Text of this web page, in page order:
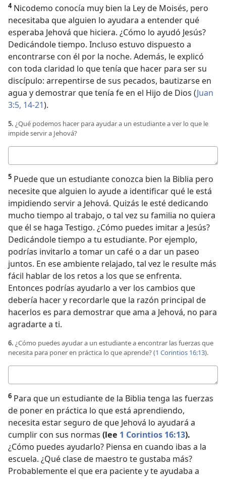
4Nicodemo conocía muy bien la Ley de Moisés, pero
necesitaba que alguien lo ayudara a entender qué
esperaba Jehová que hiciera. ¿Cómo lo ayudó Jesús?
Dedicándole tiempo. Incluso estuvo dispuesto a
encontrarse con él por la noche. Además, le explicó
con toda claridad lo que tenía que hacer para ser su
discípulo: arrepentirse de sus pecados, bautizarse en
agua y demostrar que tenía fe en el Hijo de Dios (Juan
3:5, 14-21).
5. ¿Qué podemos hacer para ayudar a un estudiante a ver lo que le
impide servir a Jehová?
5 Puede que un estudiante conozca bien la Biblia pero
necesite que alguien lo ayude a identificar qué le está
impidiendo servir a Jehová. Quizás le esté dedicando
mucho tiempo al trabajo, o tal vez su familia no quiera
que él se haga Testigo. ¿Cómo puedes imitar a Jesús?
Dedicándole tiempo a tu estudiante. Por ejemplo,
podrías invitarlo a tomar un café o a dar un paseo
juntos. En ese ambiente relajado, tal vez le resulte más
fácil hablar de los retos a los que se enfrenta.
Entonces podrías ayudarlo a ver los cambios que
debería hacer y recordarle que la razón principal de
hacerlos es para demostrar que ama a Jehová, no para
agradarte a ti.
6. ¿Cómo puedes ayudar a un estudiante a encontrar las fuerzas que
necesita para poner en práctica lo que aprende? (1 Corintios 16:13).
6 Para que un estudiante de la Biblia tenga las fuerzas
de poner en práctica lo que está aprendiendo,
necesita estar seguro de que Jehová lo ayudará a
cumplir con sus normas (lee 1 Corintios 16:13).
¿Cómo puedes ayudarlo? Piensa en cuando ibas a la
escuela. ¿Qué clase de maestro te gustaba más?
Probablemente el que era paciente y te ayudaba a